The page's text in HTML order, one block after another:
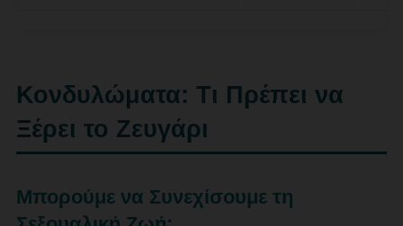
Κονδυλώματα: Τι Πρέπει να
Ξέρει το Ζευγάρι
Μπορούμε να Συνεχίσουμε τη